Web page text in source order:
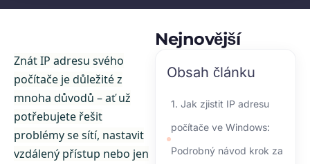
Znát IP adresu svého
počítače je důležité z
mnoha důvodů – ať už
potřebujete řešit
problémy se sítí, nastavit
vzdálený přístup nebo jen
Nejnovější
Obsah článku
1. Jak zjistit IP adresu
počítače ve Windows:
Podrobný návod krok za